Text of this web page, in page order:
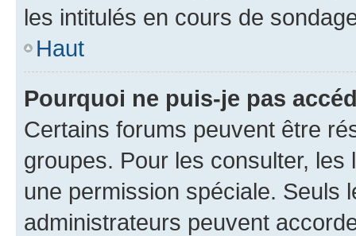
les intitulés en cours de
Haut
Pourquoi ne puis-je pas
Certains forums peuvent être
groupes. Pour les consulter,
une permission spéciale. Seuls
administrateurs peuvent